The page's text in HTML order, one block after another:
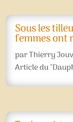
Sous les
femmes ont
parThierry
Article du